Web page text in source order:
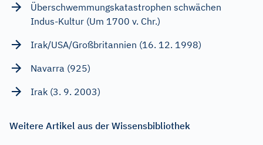
Überschwemmungskatastrophen schwächen
Indus-Kultur (Um 1700 v. Chr.)
Irak/USA/Großbritannien (16. 12. 1998)
Navarra (925)
Irak (3. 9. 2003)
Weitere Artikel aus der Wissensbibliothek